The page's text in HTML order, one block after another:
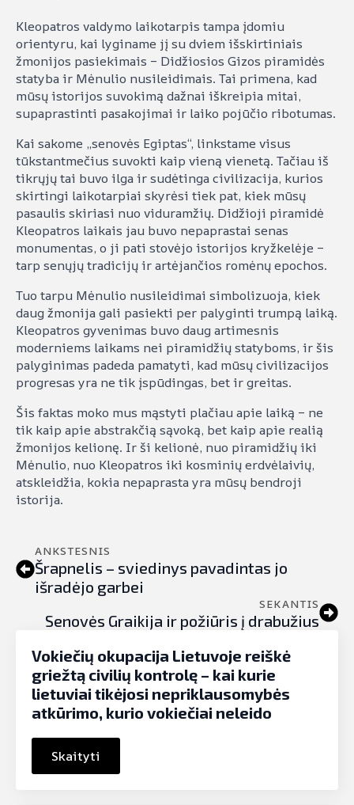
Kleopatros valdymo laikotarpis tampa įdomiu
orientyru, kai lyginame jį su dviem išskirtiniais
žmonijos pasiekimais – Didžiosios Gizos piramidės
statyba ir Mėnulio nusileidimais. Tai primena, kad
mūsų istorijos suvokimą dažnai iškreipia mitai,
supaprastinti pasakojimai ir laiko pojūčio ribotumas.
Kai sakome „senovės Egiptas“, linkstame visus
tūkstantmečius suvokti kaip vieną vienetą. Tačiau iš
tikrųjų tai buvo ilga ir sudėtinga civilizacija, kurios
skirtingi laikotarpiai skyrėsi tiek pat, kiek mūsų
pasaulis skiriasi nuo viduramžių. Didžioji piramidė
Kleopatros laikais jau buvo nepaprastai senas
monumentas, o ji pati stovėjo istorijos kryžkelėje –
tarp senųjų tradicijų ir artėjančios romėnų epochos.
Tuo tarpu Mėnulio nusileidimai simbolizuoja, kiek
daug žmonija gali pasiekti per palyginti trumpą laiką.
Kleopatros gyvenimas buvo daug artimesnis
moderniems laikams nei piramidžių statyboms, ir šis
palyginimas padeda pamatyti, kad mūsų civilizacijos
progresas yra ne tik įspūdingas, bet ir greitas.
Šis faktas moko mus mąstyti plačiau apie laiką – ne
tik kaip apie abstrakčią sąvoką, bet kaip apie realią
žmonijos kelionę. Ir ši kelionė, nuo piramidžių iki
Mėnulio, nuo Kleopatros iki kosminių erdvėlaivių,
atskleidžia, kokia nepaprasta yra mūsų bendroji
istorija.
ANKSTESNIS
Šrapnelis – sviedinys pavadintas jo
išradėjo garbei
SEKANTIS
Senovės Graikija ir požiūris į drabužius
Vokiečių okupacija Lietuvoje reiškė
griežtą civilių kontrolę – kai kurie
lietuviai tikėjosi nepriklausomybės
atkūrimo, kurio vokiečiai neleido
Skaityti